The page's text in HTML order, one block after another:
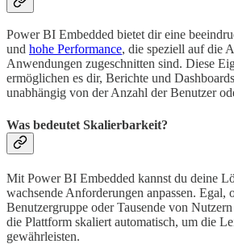
Power BI Embedded bietet dir eine
und hohe Performance, die speziell auf die
Anwendungen zugeschnitten sind. Diese
ermöglichen es dir, Berichte und
unabhängig von der Anzahl der Benutzer
Was bedeutet Skalierbarkeit?
Mit Power BI Embedded kannst du deine
wachsende Anforderungen anpassen. Egal,
Benutzergruppe oder Tausende von
die Plattform skaliert automatisch, um die
gewährleisten.